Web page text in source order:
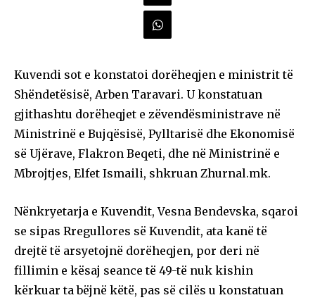
Kuvendi sot e konstatoi dorëheqjen e ministrit të
Shëndetësisë, Arben Taravari. U konstatuan
gjithashtu dorëheqjet e zëvendësministrave në
Ministrinë e Bujqësisë, Pylltarisë dhe Ekonomisë
së Ujërave, Flakron Beqeti, dhe në Ministrinë e
Mbrojtjes, Elfet Ismaili, shkruan Zhurnal.mk.
Nënkryetarja e Kuvendit, Vesna Bendevska, sqaroi
se sipas Rregullores së Kuvendit, ata kanë të
drejtë të arsyetojnë dorëheqjen, por deri në
fillimin e kësaj seance të 49-të nuk kishin
kërkuar ta bëjnë këtë, pas së cilës u konstatuan